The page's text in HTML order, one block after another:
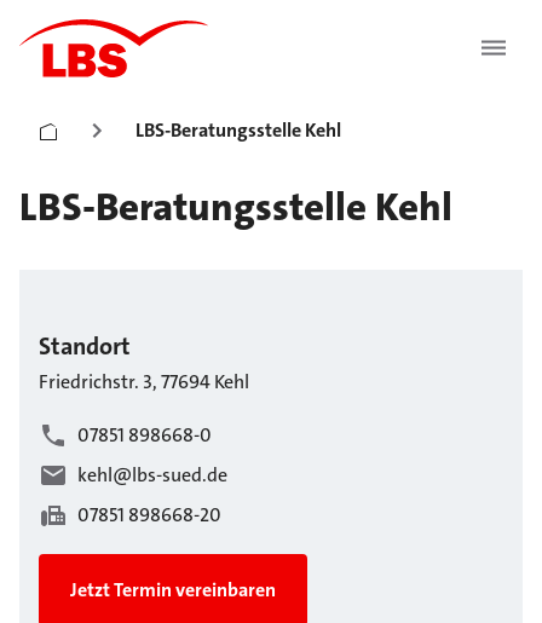
LBS-Beratungsstelle Kehl
LBS-Beratungsstelle Kehl
Standort
Friedrichstr. 3,77694Kehl
07851 898668-0
kehl@lbs-sued.de
07851 898668-20
Jetzt Termin vereinbaren